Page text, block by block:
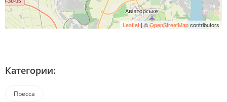
Leaflet| ©OpenStreetMapcontributors
Категории:
Пресса